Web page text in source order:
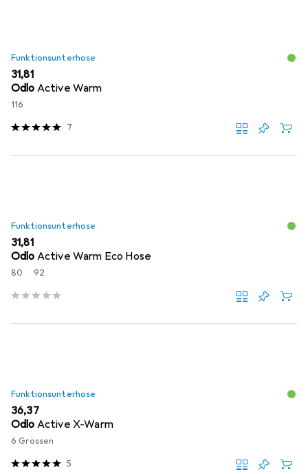
Funktionsunterhose
EUR
31,81
Odlo Active Warm
116
7
Funktionsunterhose
EUR
31,81
Odlo Active Warm Eco Hose
80 92
Funktionsunterhose
EUR
36,37
Odlo Active X-Warm
6 Grössen
5